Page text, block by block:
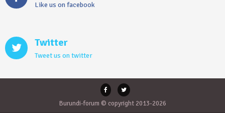
Like us on facebook
Twitter
Tweet us on twitter
Burundi-forum © copyright 2013-2026